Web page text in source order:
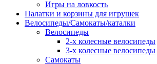
Игры на ловкость
Палатки и корзины для игрушек
Велосипеды/Самокаты/каталки
Велосипеды
2-х колесные велосипеды
3-х колесные велосипеды
Самокаты